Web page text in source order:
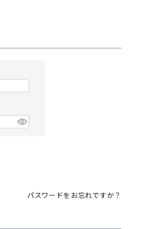
パスワードをお忘れですか？